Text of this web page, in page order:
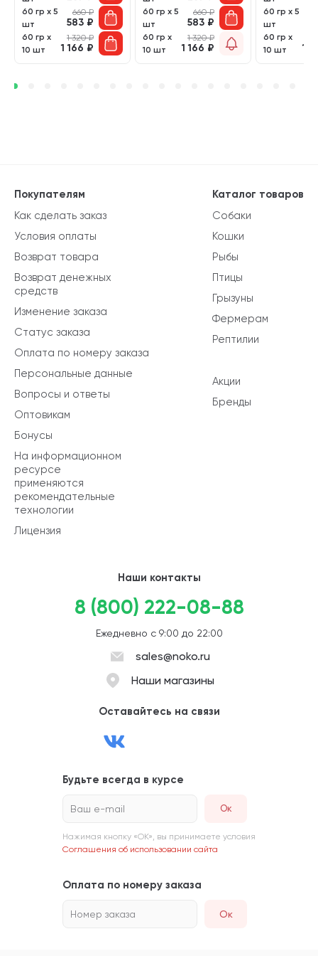
60 гр х 5
шт
660₽
583 ₽
60 гр х
10 шт
1 320₽
1 166 ₽
60 гр х 5
шт
660₽
583 ₽
60 гр х
10 шт
1 320₽
1 166 ₽
60 гр х 5
шт
60 гр х
10 шт
1
Каталог товаров
Собаки
Кошки
Рыбы
Птицы
Грызуны
Фермерам
Рептилии
Акции
Бренды
Покупателям
Как сделать заказ
Условия оплаты
Возврат товара
Возврат денежных
средств
Изменение заказа
Статус заказа
Оплата по номеру заказа
Персональные данные
Вопросы и ответы
Оптовикам
Бонусы
На информационном
ресурсе
применяются
рекомендательные
технологии
Лицензия
Наши контакты
8 (800) 222-08-88
Ежедневно с 9:00 до 22:00
sales@noko.ru
Наши магазины
Оставайтесь на связи
Будьте всегда в курсе
Ваш e-mail
Нажимая кнопку «ОК», вы принимаете условия
Соглашения об использовании сайта
Оплата по номеру заказа
Номер заказа Ок